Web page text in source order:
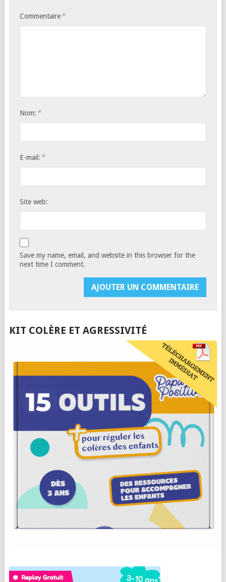
Commentaire*
Nom: *
E-mail: *
Site web:
Save my name, email, and website in this browser for the
next time I comment.
KIT COLÈRE ET AGRESSIVITÉ